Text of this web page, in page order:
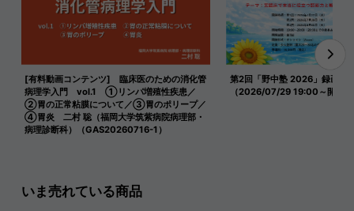
[有料動画コンテンツ] 臨床医のための消化管
病理学入門 vol.1 ①リンパ増殖性疾患／
②胃の正常粘膜について／③胃のポリープ／
④胃炎 二村 聡（福岡大学筑紫病院病理部・
病理診断科）（GAS20260716-1）
第2回「野中塾 2026」録画映
（2026/07/29 19:00～開催）
いま売れている商品